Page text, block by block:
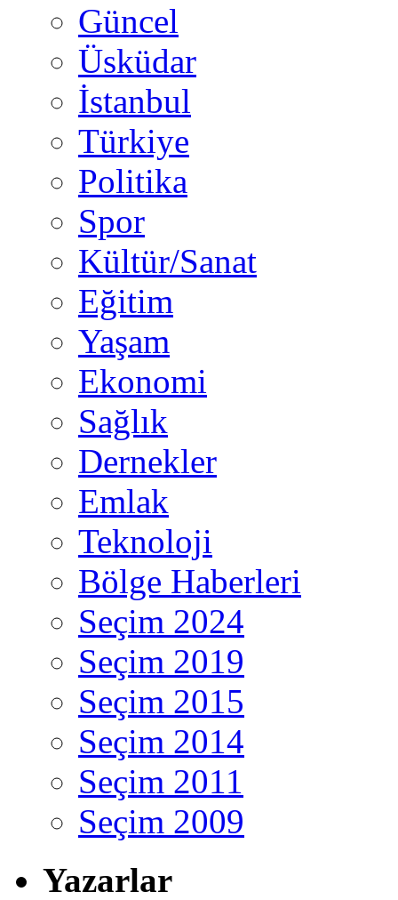
Güncel
Üsküdar
İstanbul
Türkiye
Politika
Spor
Kültür/Sanat
Eğitim
Yaşam
Ekonomi
Sağlık
Dernekler
Emlak
Teknoloji
Bölge Haberleri
Seçim 2024
Seçim 2019
Seçim 2015
Seçim 2014
Seçim 2011
Seçim 2009
Yazarlar